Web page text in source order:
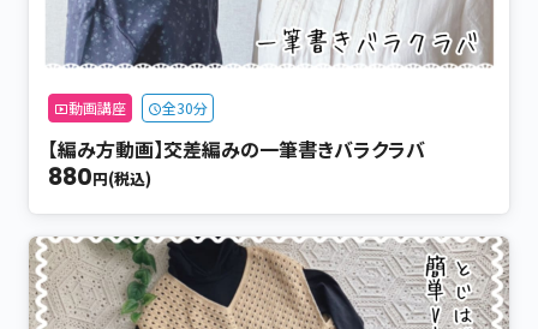
動画講座 全30分
【編み方動画】交差編みの一筆書きバラクラバ
880円(税込)